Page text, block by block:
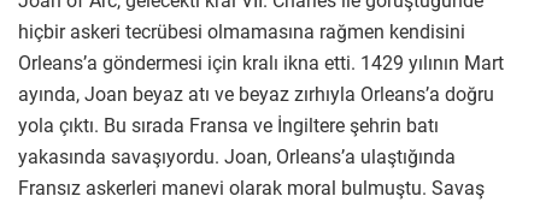
hiçbir askeri tecrübesi olmamasına rağmen kendisini
Orleans’a göndermesi için kralı ikna etti. 1429 yılının Mart
ayında, Joan beyaz atı ve beyaz zırhıyla Orleans’a doğru
yola çıktı. Bu sırada Fransa ve İngiltere şehrin batı
yakasında savaşıyordu. Joan, Orleans’a ulaştığında
Fransız askerleri manevi olarak moral bulmuştu. Savaş